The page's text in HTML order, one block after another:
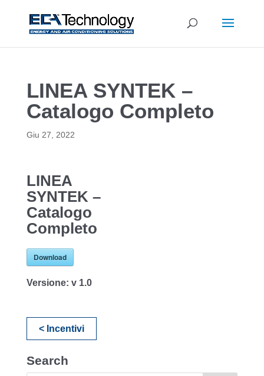
LINEA SYNTEK –
Catalogo Completo
Giu 27, 2022
LINEA
SYNTEK –
Catalogo
Completo
Download
Versione: v 1.0
< Incentivi
Search